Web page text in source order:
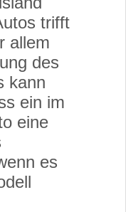
trifft
allem
des
kann
ein im
eine
es